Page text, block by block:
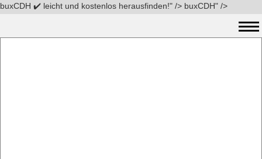
buxCDH ✔️ leicht und kostenlos herausfinden!" /> buxCDH" />